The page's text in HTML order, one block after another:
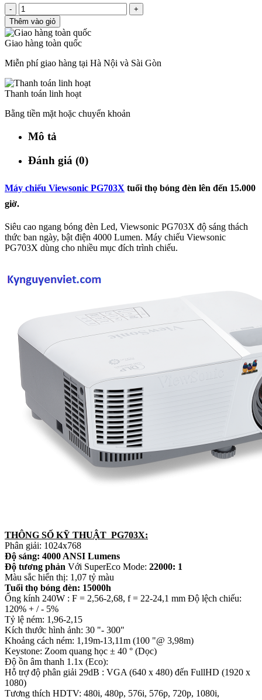
-
+
Thêm vào giỏ
Giao hàng toàn quốc
Miễn phí giao hàng tại Hà Nội và Sài Gòn
Thanh toán linh hoạt
Bằng tiền mặt hoặc chuyển khoản
Mô tả
Đánh giá (0)
Máy chiếu Viewsonic PG703X tuổi thọ bóng đèn lên đến 15.000
giờ.
Siêu cao ngang bóng đèn Led, Viewsonic PG703X độ sáng thách
thức ban ngày, bật điện 4000 Lumen. Máy chiếu Viewsonic
PG703X dùng cho nhiều mục đích trình chiếu.
THÔNG SỐ KỸ THUẬT PG703X:
Phân giải: 1024x768
Độ sáng: 4000 ANSI Lumens
Độ tương phản Với SuperEco Mode: 22000: 1
Màu sắc hiển thị: 1,07 tỷ màu
Tuổi thọ bóng đèn: 15000h
Ống kính 240W : F = 2,56-2,68, f = 22-24,1 mm Độ lệch chiếu:
120% + / - 5%
Tỷ lệ ném: 1,96-2,15
Kích thước hình ảnh: 30 "- 300"
Khoảng cách ném: 1,19m-13,11m (100 "@ 3,98m)
Keystone: Zoom quang học ± 40 ° (Dọc)
Độ ồn âm thanh 1.1x (Eco):
Hỗ trợ độ phân giải 29dB : VGA (640 x 480) đến FullHD (1920 x
1080)
Tương thích HDTV: 480i, 480p, 576i, 576p, 720p, 1080i,